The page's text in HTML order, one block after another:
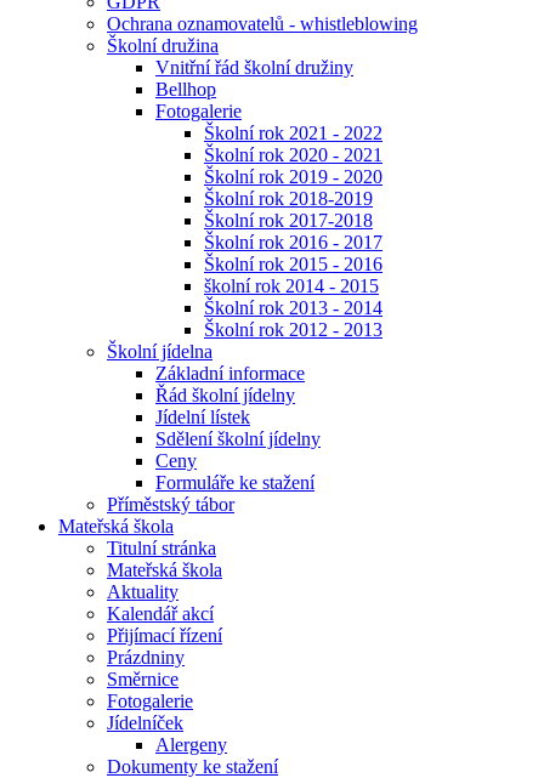
Ochrana oznamovatelů - whistleblowing
Školní družina
Vnitřní řád školní družiny
Bellhop
Fotogalerie
Školní rok 2021 - 2022
Školní rok 2020 - 2021
Školní rok 2019 - 2020
Školní rok 2018-2019
Školní rok 2017-2018
Školní rok 2016 - 2017
Školní rok 2015 - 2016
školní rok 2014 - 2015
Školní rok 2013 - 2014
Školní rok 2012 - 2013
Školní jídelna
Základní informace
Řád školní jídelny
Jídelní lístek
Sdělení školní jídelny
Ceny
Formuláře ke stažení
Příměstský tábor
Mateřská škola
Titulní stránka
Mateřská škola
Aktuality
Kalendář akcí
Přijímací řízení
Prázdniny
Směrnice
Fotogalerie
Jídelníček
Alergeny
Dokumenty ke stažení